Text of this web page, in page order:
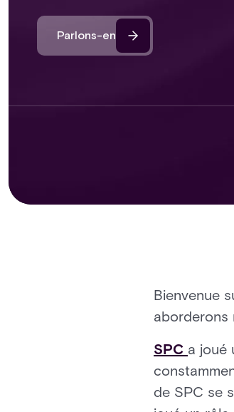
Parlons-en
Bienvenue
aborderons
SPC a joué
de SPC se